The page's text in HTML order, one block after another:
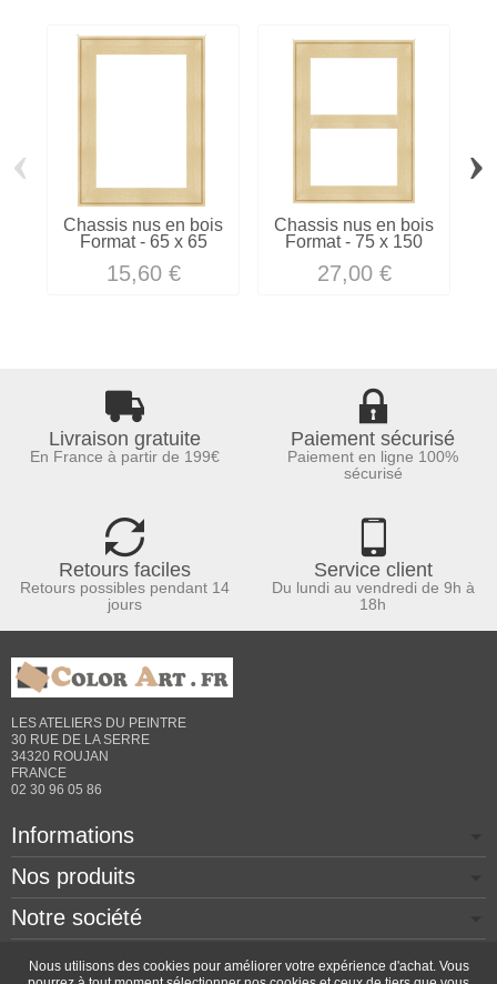
Chassis nus en bois
Format - 65 x 65
15,60 €
Chassis nus en bois
Format - 75 x 150
27,00 €
‹ ›
Livraison gratuite
En France à partir de 199€
Paiement sécurisé
Paiement en ligne 100%
sécurisé
Retours faciles
Retours possibles pendant 14
jours
Service client
Du lundi au vendredi de 9h à
18h
LES ATELIERS DU PEINTRE
30 RUE DE LA SERRE
34320 ROUJAN
FRANCE
02 30 96 05 86
Informations
Nos produits
Notre société
Contactez-nous
Nous utilisons des cookies pour améliorer votre expérience d'achat. Vous